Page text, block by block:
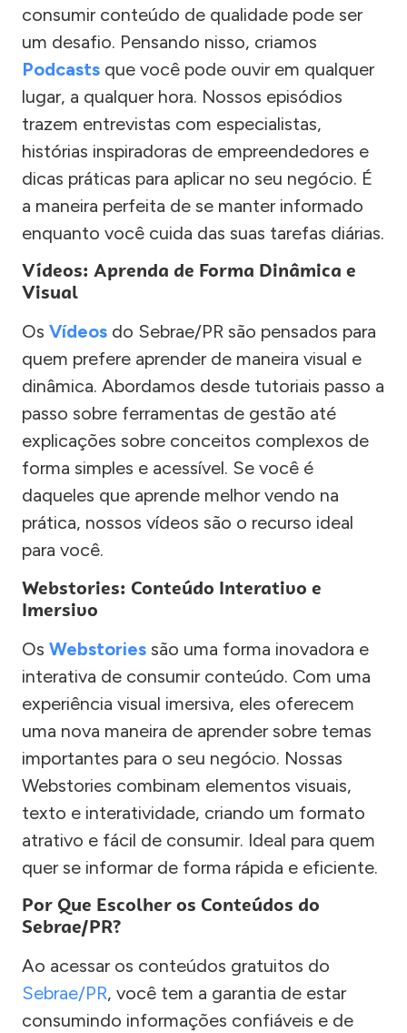
consumir conteúdo de qualidade pode ser
um desafio. Pensando nisso, criamos
Podcasts que você pode ouvir em qualquer
lugar, a qualquer hora. Nossos episódios
trazem entrevistas com especialistas,
histórias inspiradoras de empreendedores e
dicas práticas para aplicar no seu negócio. É
a maneira perfeita de se manter informado
enquanto você cuida das suas tarefas diárias.
Vídeos: Aprenda de Forma Dinâmica e
Visual
Os Vídeos do Sebrae/PR são pensados para
quem prefere aprender de maneira visual e
dinâmica. Abordamos desde tutoriais passo a
passo sobre ferramentas de gestão até
explicações sobre conceitos complexos de
forma simples e acessível. Se você é
daqueles que aprende melhor vendo na
prática, nossos vídeos são o recurso ideal
para você.
Webstories: Conteúdo Interativo e
Imersivo
Os Webstories são uma forma inovadora e
interativa de consumir conteúdo. Com uma
experiência visual imersiva, eles oferecem
uma nova maneira de aprender sobre temas
importantes para o seu negócio. Nossas
Webstories combinam elementos visuais,
texto e interatividade, criando um formato
atrativo e fácil de consumir. Ideal para quem
quer se informar de forma rápida e eficiente.
Por Que Escolher os Conteúdos do
Sebrae/PR?
Ao acessar os conteúdos gratuitos do
Sebrae/PR, você tem a garantia de estar
consumindo informações confiáveis e de